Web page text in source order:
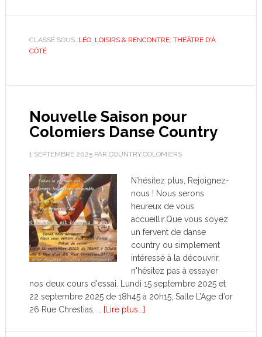
CLASSÉ SOUS :LÉO, LOISIRS & RENCONTRE, THÉÂTRE D'À
CÔTÉ
Nouvelle Saison pour
Colomiers Danse Country
1 SEPTEMBRE 2025PAR COUNTRY.COLOMIERS
N’hésitez plus, Rejoignez-
nous ! Nous serons
heureux de vous
accueillir.Que vous soyez
un fervent de danse
country ou simplement
intéressé à la découvrir,
n'hésitez pas à essayer
nos deux cours d'essai. Lundi 15 septembre 2025 et
22 septembre 2025 de 18h45 à 20h15, Salle L’Age d’or
26 Rue Chrestias, …
[Lire plus...]